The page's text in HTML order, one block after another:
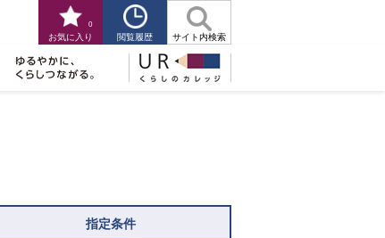
お気に入り
0
閲覧履歴 サイト内検索
指定条件